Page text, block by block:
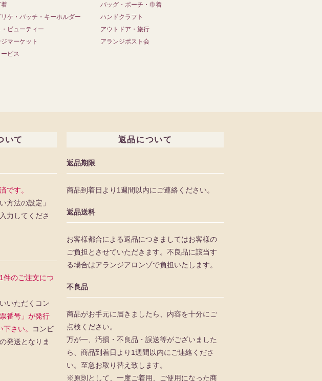
着
バッグ・ポーチ・巾着
ケ・バッチ・キーホルダー
ハンドクラフト
ビューティー
アウトドア・旅行
マーケット
アランジポスト会
ビス
いて
です。
方法の設定」
力してくださ
1件のご注文につ
いただくコン
票番号」が発行
さい。 コンビ
発送となりま
返品について
返品期限
商品到着日より1週間以内にご連絡ください。
返品送料
お客様都合による返品につきましてはお客様の
ご負担とさせていただきます。不良品に該当す
る場合はアランジアロンゾで負担いたします。
不良品
商品がお手元に届きましたら、内容を十分にご
点検ください。
万が一、汚損・不良品・誤送等がございました
ら、商品到着日より1週間以内にご連絡くださ
い。至急お取り替え致します。
※原則として、一度ご着用、ご使用になった商